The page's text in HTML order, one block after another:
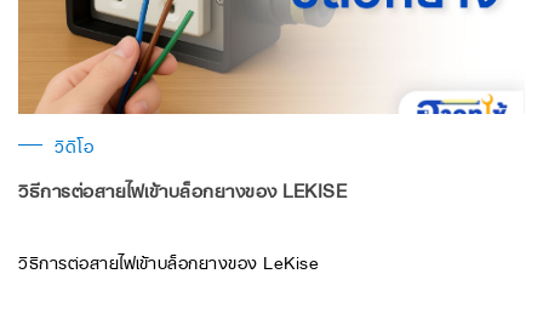
วิดีโอ
วิธีการต่อสายไฟเข้าบล็อกยางของ LEKISE
วิธีการต่อสายไฟเข้าบล็อกยางของ LeKise